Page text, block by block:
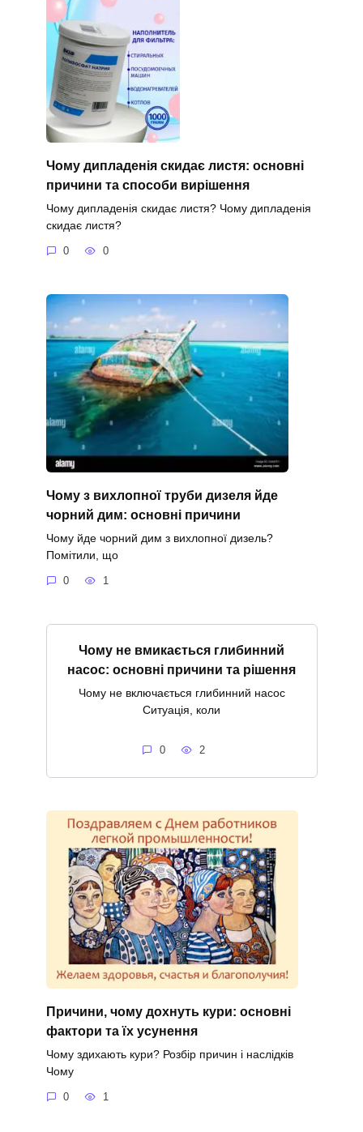
Чому дипладенія скидає листя: основні
причини та способи вирішення
Чому дипладенія скидає листя? Чому дипладенія
скидає листя?
0 0
Чому з вихлопної труби дизеля йде
чорний дим: основні причини
Чому йде чорний дим з вихлопної дизель?
Помітили, що
0 1
Чому не вмикається глибинний
насос: основні причини та рішення
Чому не включається глибинний насос
Ситуація, коли
0 2
Причини, чому дохнуть кури: основні
фактори та їх усунення
Чому здихають кури? Розбір причин і наслідків
Чому
0 1